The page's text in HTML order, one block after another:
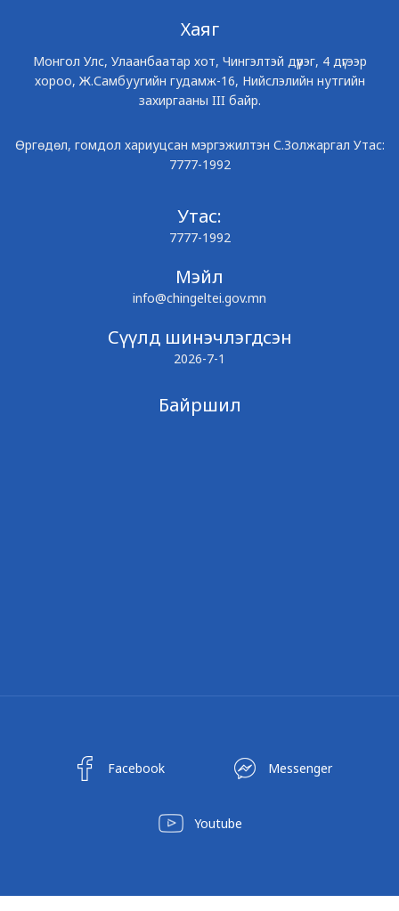
Хаяг
Монгол Улс, Улаанбаатар хот, Чингэлтэй дүүрэг, 4 дүгээр
хороо, Ж.Самбуугийн гудамж-16, Нийслэлийн нутгийн
захиргааны III байр.
Өргөдөл, гомдол хариуцсан мэргэжилтэн С.Золжаргал Утас:
7777-1992
Утас:
7777-1992
Мэйл
info@chingeltei.gov.mn
Сүүлд шинэчлэгдсэн
2026-7-1
Байршил
Facebook Messenger
Youtube